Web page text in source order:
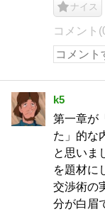
ナイス
コメント
k5
第一章が
た」的な
と思いま
を題材に
交渉術の
分が白眉